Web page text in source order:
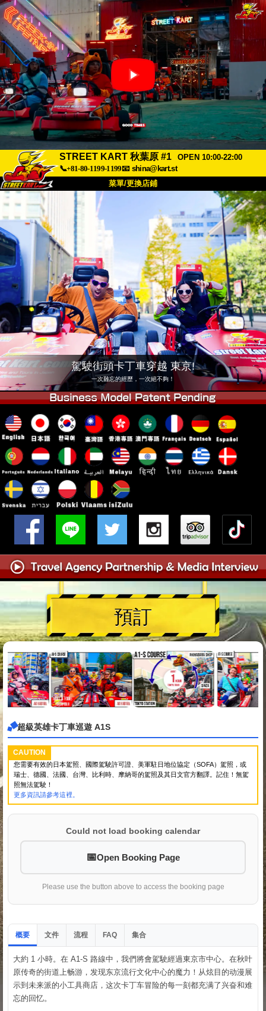
STREET KART 秋葉原 #1
OPEN 10:00-22:00
📞+81-80-1199-1199📧 shina@kart.st
菜單/更換店鋪
關於 價格
交通方式 顧客聲音 常見問題
公司 預訂
更換店鋪
東京品川 #1 東京秋葉原#1
東京秋葉原#2 東京澀谷
東京澀谷附屬 東京灣
東京淺草 大阪
沖繩
駕駛街頭卡丁車穿越 東京!
一次難忘的經歷，一次絕不夠！
預訂
超級英雄卡丁車巡遊 A1S
CAUTION
您需要有效的日本駕照、國際駕駛許可證、美軍駐日地位協定（SOFA）駕照，或
瑞士、德國、法國、台灣、比利時、摩納哥的駕照及其日文官方翻譯。記住！無駕
照無法駕駛！
更多資訊請參考這裡。
Could not load booking calendar
Open Booking Page
Please use the button above to access the booking page
概要 文件 流程 FAQ 集合
大約 1 小時。在 A1-S 路線中，我們將會駕駛經過東京市中心。在秋叶
原传奇的街道上畅游，发现东京流行文化中心的魔力！从炫目的动漫展
示到未来派的小工具商店，这次卡丁车冒险的每一刻都充满了兴奋和难
忘的回忆。